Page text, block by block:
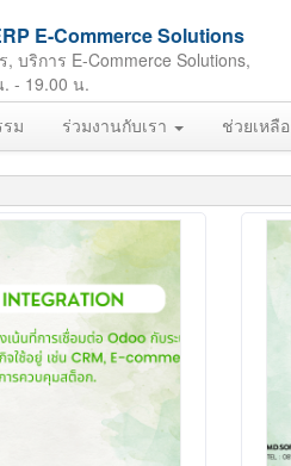
E-Commerce Solutions
บริการ E-Commerce Solutions,
- 19.00 น.
ม ร่วมงานกับเรา ช่วยเหลือ